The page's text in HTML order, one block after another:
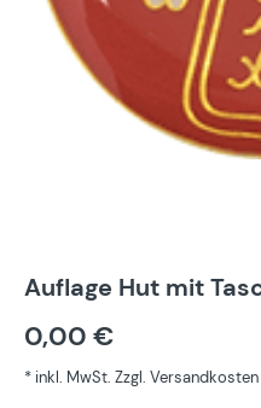
Auflage Hut mit
0,00 €
* inkl. MwSt. Zzgl. Versandkosten